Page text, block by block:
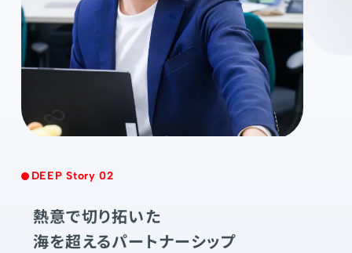
DEEP Story 02
熱意で切り拓いた
海を超えるパートナーシップ